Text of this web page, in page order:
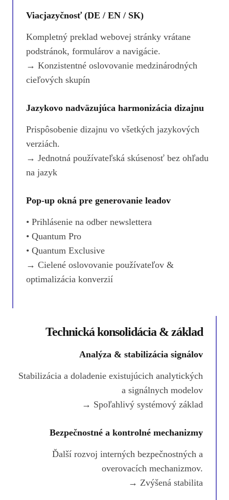
Viacjazyčnosť (DE / EN / SK)
Kompletný preklad webovej stránky vrátane
podstránok, formulárov a navigácie.
→ Konzistentné oslovovanie medzinárodných
cieľových skupín
Jazykovo nadväzujúca harmonizácia dizajnu
Prispôsobenie dizajnu vo všetkých jazykových
verziách.
→ Jednotná používateľská skúsenosť bez ohľadu
na jazyk
Pop-up okná pre generovanie leadov
• Prihlásenie na odber newslettera
• Quantum Pro
• Quantum Exclusive
→ Cielené oslovovanie používateľov &
optimalizácia konverzií
Technická konsolidácia & základ
Analýza & stabilizácia signálov
Stabilizácia a doladenie existujúcich analytických
a signálnych modelov
→ Spoľahlivý systémový základ
Bezpečnostné a kontrolné mechanizmy
Ďalší rozvoj interných bezpečnostných a
overovacích mechanizmov.
→ Zvýšená stabilita